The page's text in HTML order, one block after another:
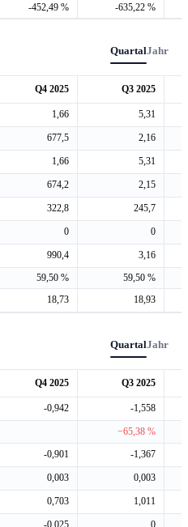
-452,49 % -635,22 %
QuartalJahr
Q4 2025 Q3 2025
1,66 5,31
677,5 2,16
1,66 5,31
674,2 2,15
322,8 245,7
0 0
990,4
3,16
59,50 % 59,50 %
18,73 18,93
QuartalJahr
Q4 2025 Q3 2025
-0,942 -1,558
−65,38 %
-0,901 -1,367
0,003 0,003
0,703 1,011
-0,025 0